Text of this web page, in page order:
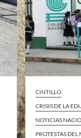
CINTILLO
CRISIS DE LA
NOTICIAS
PROTESTAS